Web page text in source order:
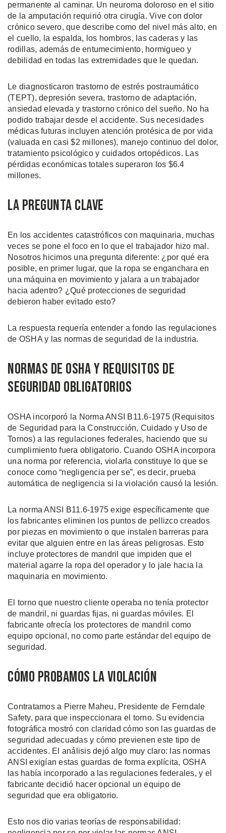
permanente al caminar. Un neuroma doloroso en el sitio
de la amputación requirió otra cirugía. Vive con dolor
crónico severo, que describe como del nivel más alto, en
el cuello, la espalda, los hombros, las caderas y las
rodillas, además de entumecimiento, hormigueo y
debilidad en todas las extremidades que le quedan.
Le diagnosticaron trastorno de estrés postraumático
(TEPT), depresión severa, trastorno de adaptación,
ansiedad elevada y trastorno crónico del sueño. No ha
podido trabajar desde el accidente. Sus necesidades
médicas futuras incluyen atención protésica de por vida
(valuada en casi $2 millones), manejo continuo del dolor,
tratamiento psicológico y cuidados ortopédicos. Las
pérdidas económicas totales superaron los $6.4
millones.
La Pregunta Clave
En los accidentes catastróficos con maquinaria, muchas
veces se pone el foco en lo que el trabajador hizo mal.
Nosotros hicimos una pregunta diferente: ¿por qué era
posible, en primer lugar, que la ropa se enganchara en
una máquina en movimiento y jalara a un trabajador
hacia adentro? ¿Qué protecciones de seguridad
debieron haber evitado esto?
La respuesta requería entender a fondo las regulaciones
de OSHA y las normas de seguridad de la industria.
Normas de OSHA y Requisitos de
Seguridad Obligatorios
OSHA incorporó la Norma ANSI B11.6-1975 (Requisitos
de Seguridad para la Construcción, Cuidado y Uso de
Tornos) a las regulaciones federales, haciendo que su
cumplimiento fuera obligatorio. Cuando OSHA incorpora
una norma por referencia, violarla constituye lo que se
conoce como “negligencia per se”, es decir, prueba
automática de negligencia si la violación causó la lesión.
La norma ANSI B11.6-1975 exige específicamente que
los fabricantes eliminen los puntos de pellizco creados
por piezas en movimiento o que instalen barreras para
evitar que alguien entre en las áreas peligrosas. Esto
incluye protectores de mandril que impiden que el
material agarre la ropa del operador y lo jale hacia la
maquinaria en movimiento.
El torno que nuestro cliente operaba no tenía protector
de mandril, ni guardas fijas, ni guardas móviles. El
fabricante ofrecía los protectores de mandril como
equipo opcional, no como parte estándar del equipo de
seguridad.
Cómo Probamos la Violación
Contratamos a Pierre Maheu, Presidente de Ferndale
Safety, para que inspeccionara el torno. Su evidencia
fotográfica mostró con claridad cómo son las guardas de
seguridad adecuadas y cómo previenen este tipo de
accidentes. El análisis dejó algo muy claro: las normas
ANSI exigían estas guardas de forma explícita, OSHA
las había incorporado a las regulaciones federales, y el
fabricante decidió hacer opcional un equipo de
seguridad que era obligatorio.
Esto nos dio varias teorías de responsabilidad: